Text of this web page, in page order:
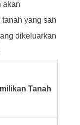
akan
yang sah
dikeluarkan
Tanah